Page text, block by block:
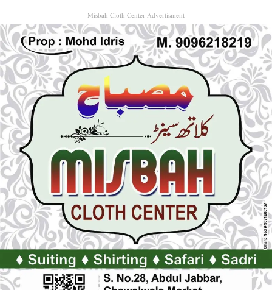
Misbah Cloth Center Advertisment